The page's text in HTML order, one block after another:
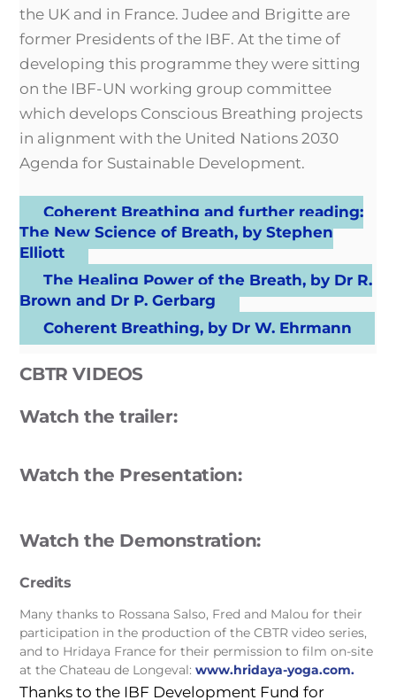
the UK and in France. Judee and Brigitte are
former Presidents of the IBF. At the time of
developing this programme they were sitting
on the IBF-UN working group committee
which develops Conscious Breathing projects
in alignment with the United Nations 2030
Agenda for Sustainable Development.
Coherent Breathing and further reading:
The New Science of Breath, by Stephen
Elliott
The Healing Power of the Breath, by Dr R.
Brown and Dr P. Gerbarg
Coherent Breathing, by Dr W. Ehrmann
CBTR VIDEOS
Watch the trailer:
Watch the Presentation:
Watch the Demonstration:
Credits
Many thanks to Rossana Salso, Fred and Malou for their
participation in the production of the CBTR video series,
and to Hridaya France for their permission to film on-site
at the Chateau de Longeval:www.hridaya-yoga.com.
Thanks to the IBF Development Fund for